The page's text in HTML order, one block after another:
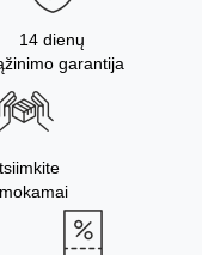
14 dienų
garantija